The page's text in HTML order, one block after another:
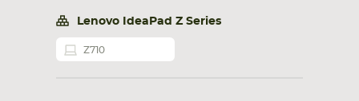
Lenovo IdeaPad Z Series
Z710